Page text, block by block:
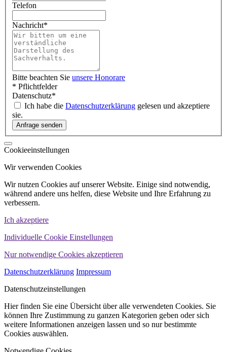
Telefon
Nachricht*
Bitte beachten Sie unsere Honorare
* Pflichtfelder
Datenschutz*
Ich habe die Datenschutzerklärung gelesen und akzeptiere
sie.
Cookieeinstellungen
Wir verwenden Cookies
Wir nutzen Cookies auf unserer Website. Einige sind notwendig,
während andere uns helfen, diese Website und Ihre Erfahrung zu
verbessern.
Ich akzeptiere
Individuelle Cookie Einstellungen
Nur notwendige Cookies akzeptieren
Datenschutzerklärung Impressum
Datenschutzeinstellungen
Hier finden Sie eine Übersicht über alle verwendeten Cookies. Sie
können Ihre Zustimmung zu ganzen Kategorien geben oder sich
weitere Informationen anzeigen lassen und so nur bestimmte
Cookies auswählen.